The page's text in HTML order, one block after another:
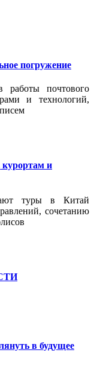
погружение
работы почтового
и технологий,
и
туры в Китай
сочетанию
в будущее